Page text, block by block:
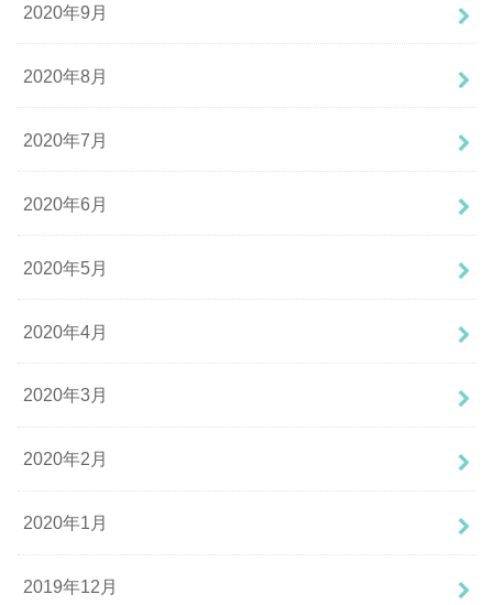
2020年9月
2020年8月
2020年7月
2020年6月
2020年5月
2020年4月
2020年3月
2020年2月
2020年1月
2019年12月